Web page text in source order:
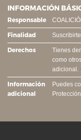
INFORMACIÓN
Responsable
Finalidad
Derechos
Tienes
como
adicional.
Información
adicional
Puedes